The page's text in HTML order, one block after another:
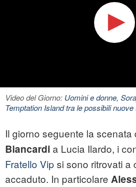
Video del Giorno: Uomini e donne,
Temptation Island tra le possibili nuove
Il giorno seguente la scenata
Biancardi a Lucia Ilardo, i
Fratello Vip si sono ritrovati a
accaduto. In particolare